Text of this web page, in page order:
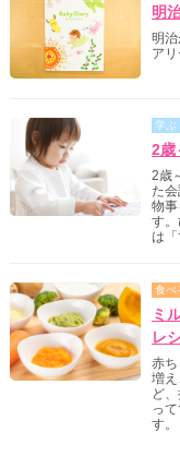
明
明
ア
学ぶ
2歳
2歳
た
物
す
は「
食べ
ミ
レ
赤
増
ど
っ
す。